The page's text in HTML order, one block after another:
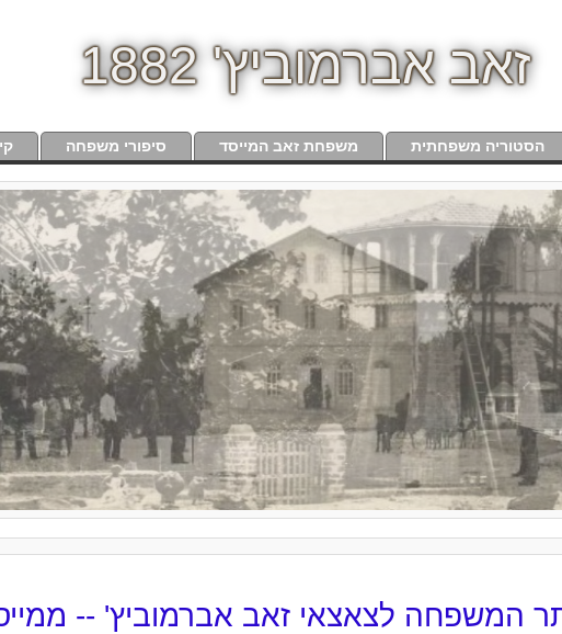
זאב אברמוביץ' 1882
הסטוריה משפחתית משפחת זאב המייסד סיפורי משפחה
המשפחה לצאצאי זאב אברמוביץ' --